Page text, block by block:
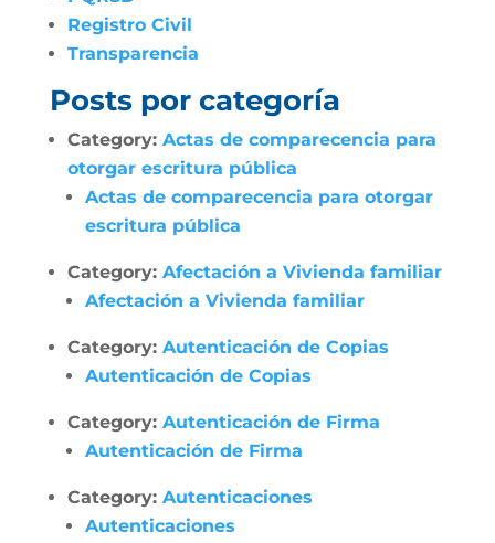
Registro Civil
Transparencia
Posts por categoría
Category: Actas de comparecencia para
otorgar escritura pública
Actas de comparecencia para otorgar
escritura pública
Category: Afectación a Vivienda familiar
Afectación a Vivienda familiar
Category: Autenticación de Copias
Autenticación de Copias
Category: Autenticación de Firma
Autenticación de Firma
Category: Autenticaciones
Autenticaciones